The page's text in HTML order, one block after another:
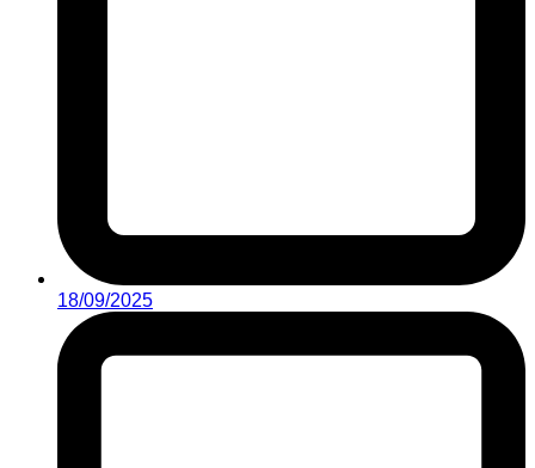
18/09/2025